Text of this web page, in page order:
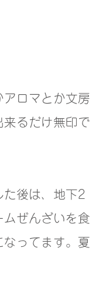
ロマとか文房
るだけ無印で
後は、地下2
ぜんざいを食
ってます。夏